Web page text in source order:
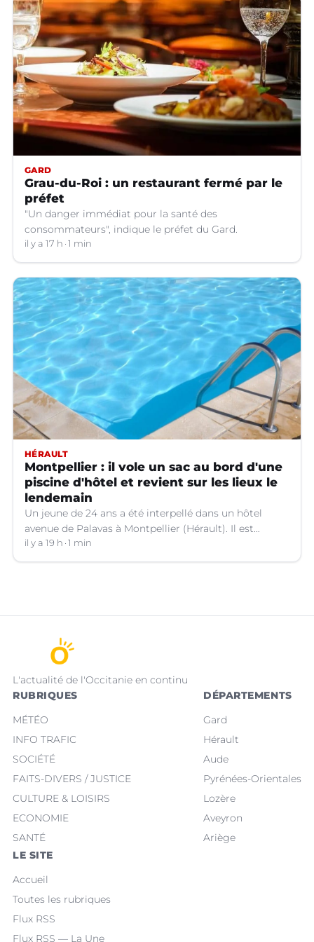
GARD
Grau-du-Roi : un restaurant fermé par le
préfet
"Un danger immédiat pour la santé des
consommateurs", indique le préfet du Gard.
il y a 17 h 1 min
HÉRAULT
Montpellier : il vole un sac au bord d'une
piscine d'hôtel et revient sur les lieux le
lendemain
Un jeune de 24 ans a été interpellé dans un hôtel
avenue de Palavas à Montpellier (Hérault). Il est
suspecté d'avoir volé le sac d'une cliente.
il y a 19 h 1 min
L'actualité de l'Occitanie en continu
RUBRIQUES
MÉTÉO
INFO TRAFIC
SOCIÉTÉ
FAITS-DIVERS / JUSTICE
CULTURE & LOISIRS
ECONOMIE
SANTÉ
DÉPARTEMENTS
Gard
Hérault
Aude
Pyrénées-Orientales
Lozère
Aveyron
Ariège
LE SITE
Accueil
Toutes les rubriques
Flux RSS
Flux RSS — La Une